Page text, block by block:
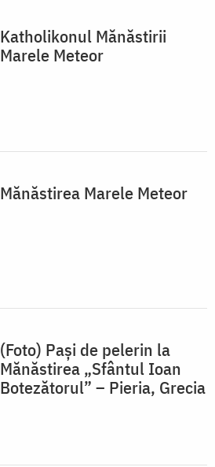
Katholikonul Mănăstirii
Marele Meteor
Mănăstirea Marele Meteor
(Foto) Pași de pelerin la
Mănăstirea „Sfântul Ioan
Botezătorul” – Pieria, Grecia